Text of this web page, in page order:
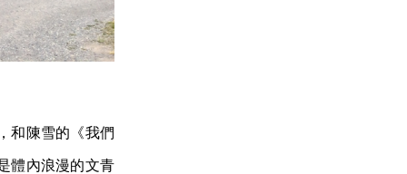
和陳雪的《我們
體內浪漫的文青